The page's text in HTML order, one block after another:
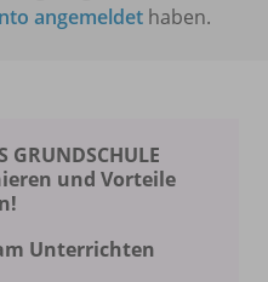
angemeldet haben.
GRUNDSCHULE
und Vorteile
Unterrichten